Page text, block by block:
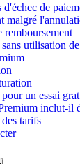
d'échec de
malgré
remboursement
utilisation de
un essai
inclut-il
tarifs